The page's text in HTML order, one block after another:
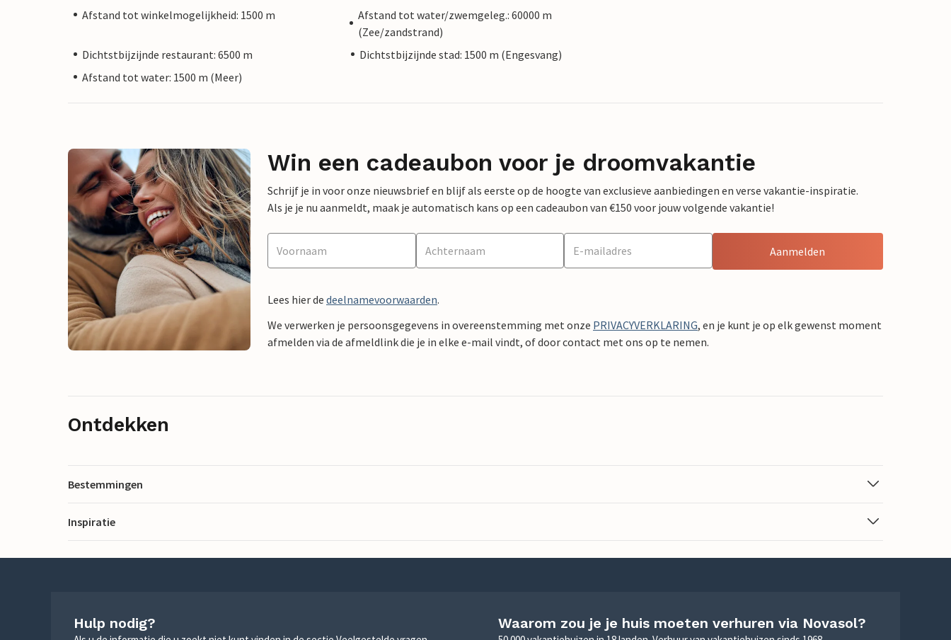
Afstand tot winkelmogelijkheid: 1500 m
Afstand tot water/zwemgeleg.: 60000 m
(Zee/zandstrand)
Dichtstbijzijnde restaurant: 6500 m
Dichtstbijzijnde stad: 1500 m (Engesvang)
Afstand tot water: 1500 m (Meer)
Win een cadeaubon voor je droomvakantie
Schrijf je in voor onze nieuwsbrief en blijf als eerste op de hoogte van exclusieve aanbiedingen en verse vakantie-inspiratie.
Als je je nu aanmeldt, maak je automatisch kans op een cadeaubon van €150 voor jouw volgende vakantie!
Aanmelden
Lees hier de deelnamevoorwaarden.
We verwerken je persoonsgegevens in overeenstemming met onze PRIVACYVERKLARING, en je kunt je op elk gewenst moment
afmelden via de afmeldlink die je in elke e-mail vindt, of door contact met ons op te nemen.
Ontdekken
Bestemmingen
Inspiratie
Hulp nodig? Waarom zou je je huis moeten verhuren via Novasol?